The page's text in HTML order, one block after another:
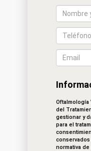
Oftalmología
del
gestionar y
para el
normativa